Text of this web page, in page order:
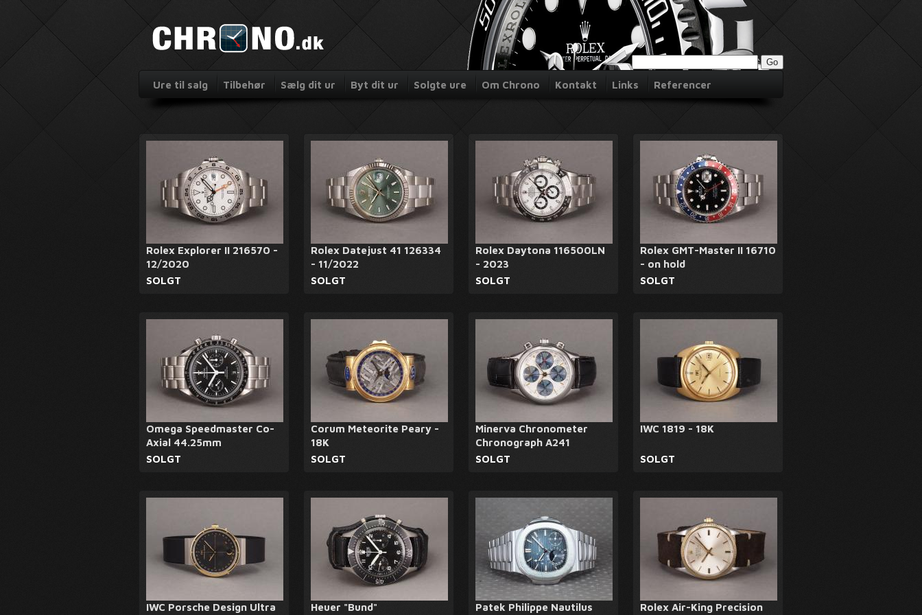
Ure til salg Tilbehør Sælg dit ur Byt dit ur Solgte ure Om Chrono Kontakt Links Referencer
Rolex Explorer II 216570 -
12/2020
SOLGT
Rolex Datejust 41 126334
- 11/2022
SOLGT
Rolex Daytona 116500LN
- 2023
SOLGT
Rolex GMT-Master II 16710
- on hold
SOLGT
Omega Speedmaster Co-
Axial 44.25mm
SOLGT
Corum Meteorite Peary -
18K
SOLGT
Minerva Chronometer
Chronograph A241
SOLGT
IWC 1819 - 18K
SOLGT
IWC Porsche Design Ultra Heuer "Bund" Patek Philippe Nautilus Rolex Air-King Precision